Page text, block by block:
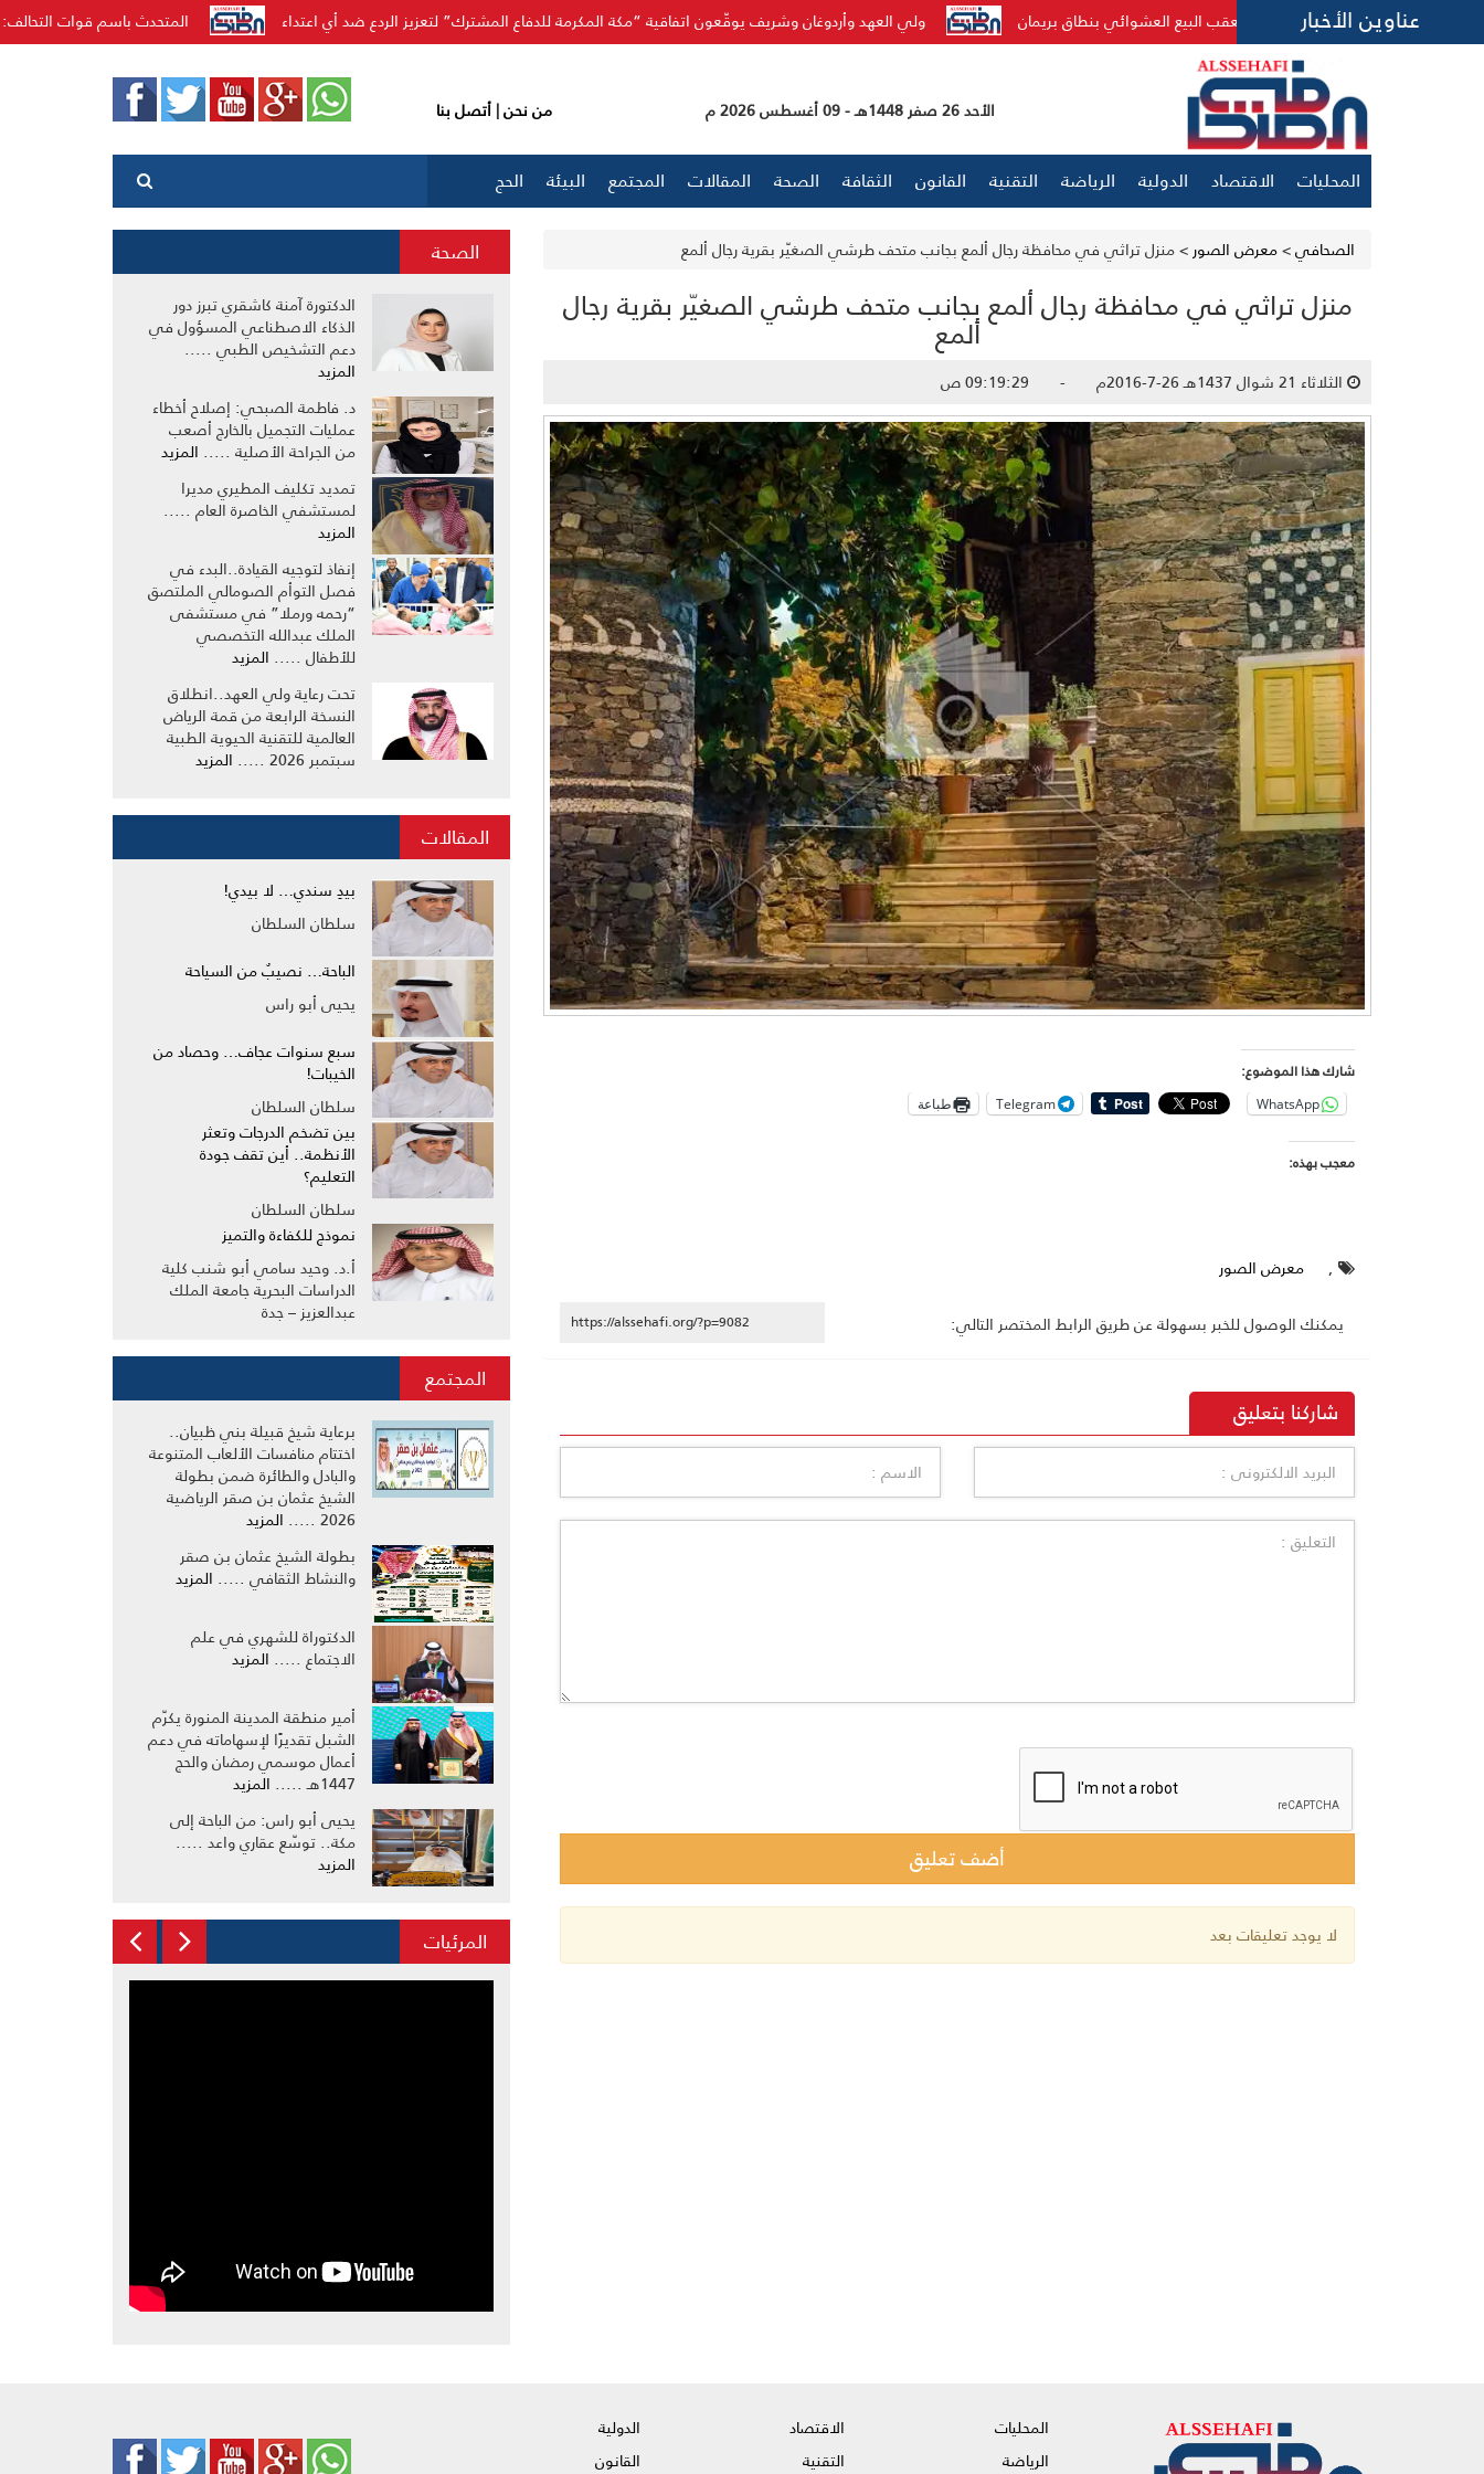
عناوين الأخبار
لحومًا فاسدة وتتعقب البيع العشوائي بنطاق بريمان ولي العهد وأردوغان وشريف يوقّعون اتفاقية “مكة المكرمة للدفاع المشترك” لتعزيز الردع ضد أي اعتداء المتحدث باسم قوات التحالف: اعتداءات حوثية إرهابية تصيب ١١
الأحد 26 صفر 1448هـ - 09 أغسطس 2026 م من نحن|أتصل بنا
المحليات الاقتصاد الدولية الرياضة التقنية القانون الثقافة الصحة المقالات المجتمع البيئة الحج
الصحافي>معرض الصور >منزل تراثي في محافظة رجال ألمع بجانب متحف طرشي الصغيّر بقرية رجال ألمع
منزل تراثي في محافظة رجال ألمع بجانب متحف طرشي الصغيّر بقرية رجال
ألمع
الثلاثاء 21 شوال 1437هـ 26-7-2016م - 09:19:29 ص
شارك هذا الموضوع:
WhatsApp
Telegram طباعة
معجب بهذه:
, معرض الصور
يمكنك الوصول للخبر بسهولة عن طريق الرابط المختصر التالي: https://alssehafi.org/?p=9082
شاركنا بتعليق
لا يوجد تعليقات بعد
الصحة
الدكتورة آمنة كاشقري تبرز دور
الذكاء الاصطناعي المسؤول في
دعم التشخيص الطبي .....
المزيد
د. فاطمة الصبحي: إصلاح أخطاء
عمليات التجميل بالخارج أصعب
من الجراحة الأصلية ..... المزيد
تمديد تكليف المطيري مديرا
لمستشفي الخاصرة العام .....
المزيد
إنفاذ لتوجيه القيادة..البدء في
فصل التوأم الصومالي الملتصق
“رحمه ورملا” في مستشفى
الملك عبدالله التخصصي
للأطفال ..... المزيد
تحت رعاية ولي العهد..انطلاق
النسخة الرابعة من قمة الرياض
العالمية للتقنية الحيوية الطبية
سبتمبر 2026 .....
المزيد
المقالات
بيدِ سندي… لا بيدي!
سلطان السلطان
الباحة… نصيبٌ من السياحة
يحيى أبو راس
سبع سنوات عجاف… وحصاد من
الخيبات!
سلطان السلطان
بين تضخم الدرجات وتعثر
الأنظمة.. أين تقف جودة
التعليم؟
سلطان السلطان
نموذج للكفاءة والتميز
أ.د. وحيد سامي أبو شنب كلية
الدراسات البحرية جامعة الملك
عبدالعزيز – جدة
المجتمع
برعاية شيخ قبيلة بني ظبيان..
اختتام منافسات الألعاب المتنوعة
والبادل والطائرة ضمن بطولة
الشيخ عثمان بن صقر الرياضية
2026 .....
المزيد
بطولة الشيخ عثمان بن صقر
والنشاط الثقافي ..... المزيد
الدكتوراة للشهري في علم
الاجتماع ..... المزيد
أمير منطقة المدينة المنورة يكرّم
الشبل تقديرًا لإسهاماته في دعم
أعمال موسمي رمضان والحج
1447هـ .....
المزيد
يحيى أبو راس: من الباحة إلى
مكة.. توسّع عقاري واعد .....
المزيد
المرئيات
المحليات الاقتصاد
الدولية
الرياضة
التقنية القانون